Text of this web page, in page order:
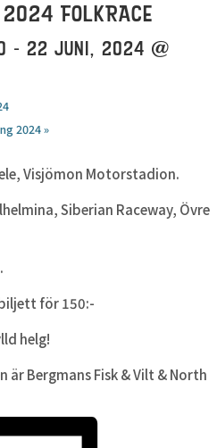
2024 FOLKRACE
- 22 JUNI, 2024 @
2024»
Visjömon Motorstadion.
Siberian Raceway, Övre
för 150:-
helg!
är Bergmans Fisk & Vilt & North